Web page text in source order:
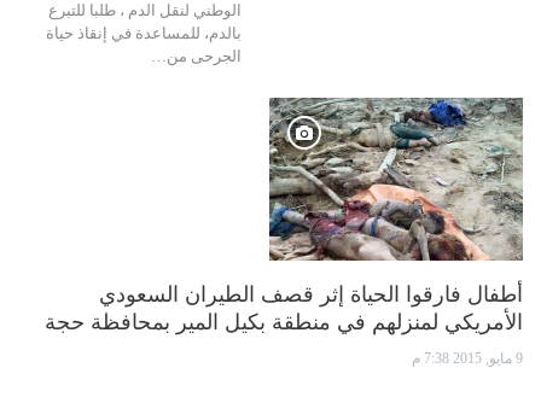
الوطني لنقل الدم ، طلبا للتبرع
بالدم، للمساعدة في إنقاذ حياة
الجرحى من…
أطفال فارقوا الحياة إثر قصف الطيران السعودي
الأمريكي لمنزلهم في منطقة بكيل المير بمحافظة حجة
9 مايو, 2015 7:38 م